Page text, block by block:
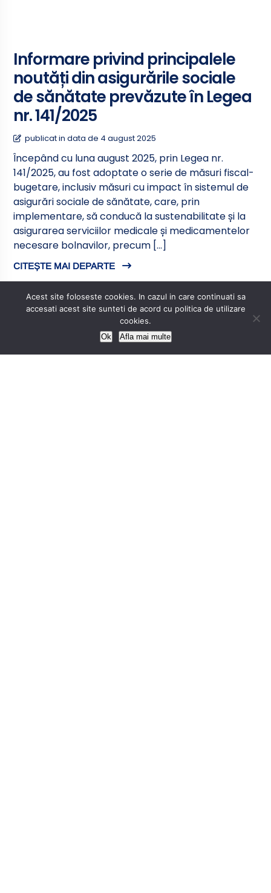
Informare privind principalele
noutăți din asigurările sociale
de sănătate prevăzute în Legea
nr. 141/2025
publicat in data de 4 august 2025
Începând cu luna august 2025, prin Legea nr.
141/2025, au fost adoptate o serie de măsuri fiscal-
bugetare, inclusiv măsuri cu impact în sistemul de
asigurări sociale de sănătate, care, prin
implementare, să conducă la sustenabilitate și la
asigurarea serviciilor medicale și medicamentelor
necesare bolnavilor, precum […]
CITEȘTE MAI DEPARTE
Venituri salariale aferente
funcţiilor personalului plătit din
Acest site foloseste cookies. In cazul in care continuati sa
accesati acest site sunteti de acord cu politica de utilizare
cookies.
Ok Afla mai multe